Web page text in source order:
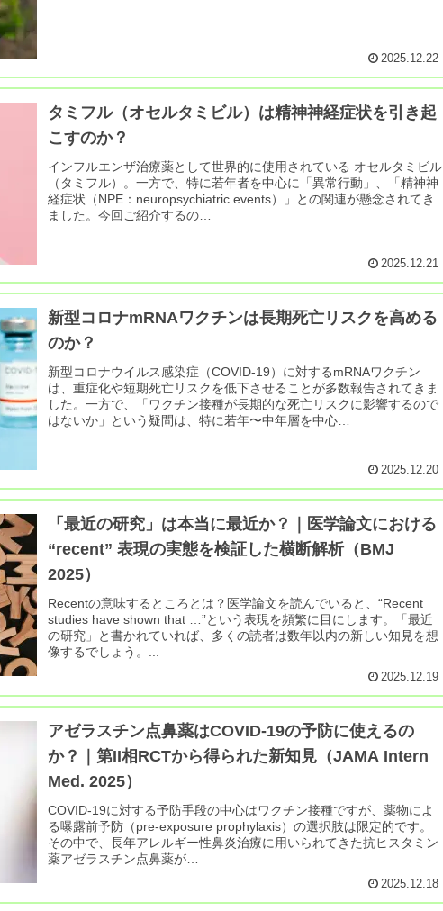
2025.12.22
タミフル（オセルタミビル）は精神神経症状を引き起
こすのか？
インフルエンザ治療薬として世界的に使用されている オセルタミビル
（タミフル）。一方で、特に若年者を中心に「異常行動」、「精神神
経症状（NPE：neuropsychiatric events）」との関連が懸念されてき
ました。今回ご紹介するの…
2025.12.21
新型コロナmRNAワクチンは長期死亡リスクを高める
のか？
新型コロナウイルス感染症（COVID-19）に対するmRNAワクチン
は、重症化や短期死亡リスクを低下させることが多数報告されてきま
した。一方で、「ワクチン接種が長期的な死亡リスクに影響するので
はないか」という疑問は、特に若年〜中年層を中心…
2025.12.20
「最近の研究」は本当に最近か？｜医学論文における
“recent” 表現の実態を検証した横断解析（BMJ
2025）
Recentの意味するところとは？医学論文を読んでいると、“Recent
studies have shown that …”という表現を頻繁に目にします。「最近
の研究」と書かれていれば、多くの読者は数年以内の新しい知見を想
像するでしょう。...
2025.12.19
アゼラスチン点鼻薬はCOVID-19の予防に使えるの
か？｜第II相RCTから得られた新知見（JAMA Intern
Med. 2025）
COVID-19に対する予防手段の中心はワクチン接種ですが、薬物によ
る曝露前予防（pre-exposure prophylaxis）の選択肢は限定的です。
その中で、長年アレルギー性鼻炎治療に用いられてきた抗ヒスタミン
薬アゼラスチン点鼻薬が…
2025.12.18